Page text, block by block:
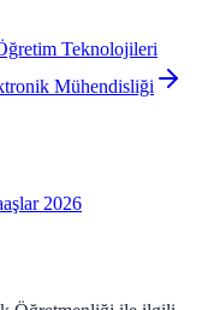
Teknolojileri
Mühendisliği
2026